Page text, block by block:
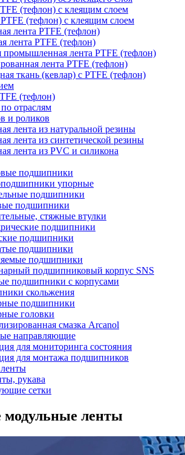
(тефлон) с клеящим слоем
(тефлон) с клеящим слоем
лента PTFE (тефлон)
лента PTFE (тефлон)
промышленная лента PTFE (тефлон)
лента PTFE (тефлон)
ткань (кевлар) с PTFE (тефлон)
(тефлон)
отраслям
и роликов
лента из натуральной резины
лента из синтетической резины
лента из PVC и силикона
подшипники
упорные
подшипники
подшипники
стяжные втулки
подшипники
подшипники
подшипники
подшипники
подшипниковый корпус SNS
подшипники с корпусами
скольжения
подшипники
головки
смазка Arcanol
направляющие
для мониторинга состояния
для монтажа подшипников
рукава
сетки
ленты